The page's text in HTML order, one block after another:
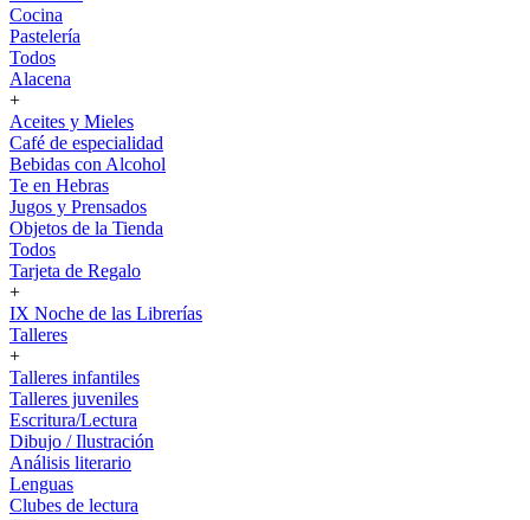
Cocina
Pastelería
Todos
Alacena
+
Aceites y Mieles
Café de especialidad
Bebidas con Alcohol
Te en Hebras
Jugos y Prensados
Objetos de la Tienda
Todos
Tarjeta de Regalo
+
IX Noche de las Librerías
Talleres
+
Talleres infantiles
Talleres juveniles
Escritura/Lectura
Dibujo / Ilustración
Análisis literario
Lenguas
Clubes de lectura